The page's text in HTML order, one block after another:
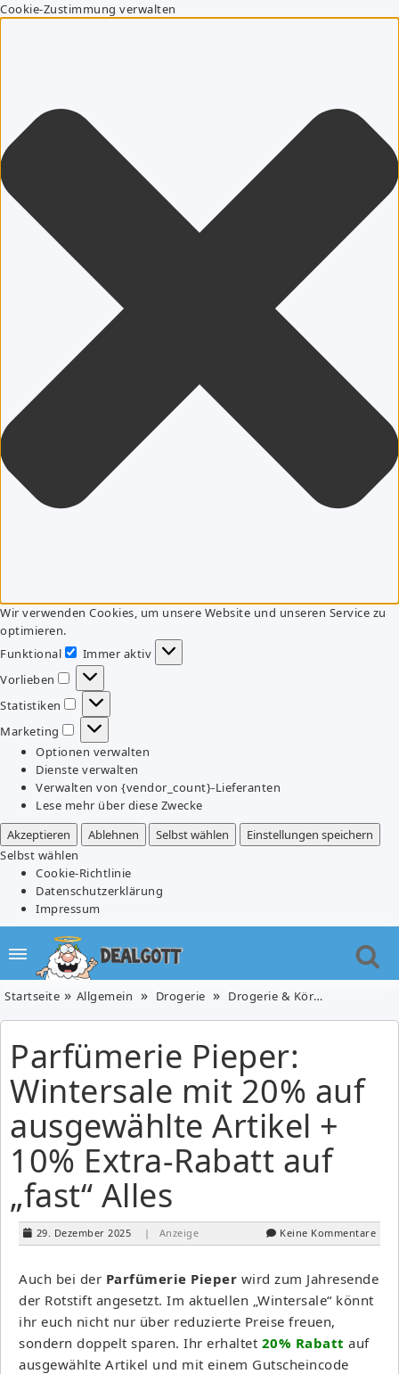
Cookie-Zustimmung verwalten
Wir verwenden Cookies, um unsere Website und unseren Service zu
optimieren.
Funktional
Funktional
Immer aktiv
Vorlieben
Vorlieben
Statistiken
Statistiken
Marketing
Marketing
Optionen verwalten
Dienste verwalten
Verwalten von {vendor_count}-Lieferanten
Lese mehr über diese Zwecke
Akzeptieren
Ablehnen Selbst wählen
Einstellungen speichern
Selbst wählen
Cookie-Richtlinie
Datenschutzerklärung
Impressum
Startseite Allgemein Drogerie Drogerie & Körperpflege
Parfümerie Pieper:
Wintersale mit 20% auf
ausgewählte Artikel +
10% Extra-Rabatt auf
„fast“ Alles
29. Dezember 2025 | Anzeige Keine Kommentare
Auch bei der Parfümerie Pieper wird zum Jahresende
der Rotstift angesetzt. Im aktuellen „Wintersale“ könnt
ihr euch nicht nur über reduzierte Preise freuen,
sondern doppelt sparen. Ihr erhaltet 20% Rabatt auf
ausgewählte Artikel und mit einem Gutscheincode